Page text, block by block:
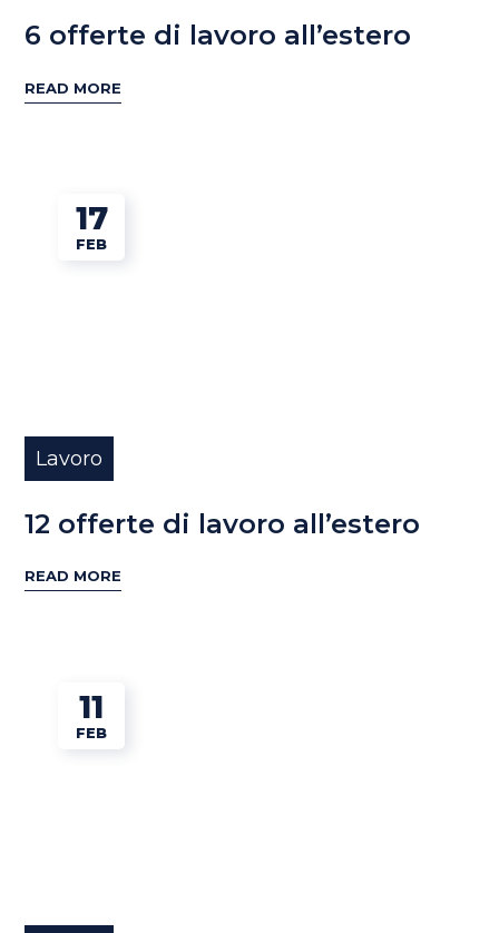
6 offerte di lavoro all’estero
READ MORE
17
FEB
Lavoro
12 offerte di lavoro all’estero
READ MORE
11
FEB